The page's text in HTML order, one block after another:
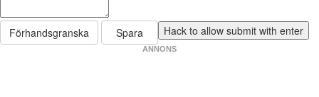
Förhandsgranska Spara
ANNONS